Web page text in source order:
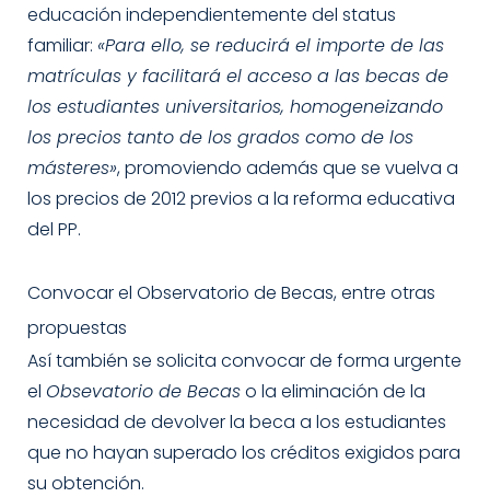
educación independientemente del status
familiar: «Para ello, se reducirá el importe de las
matrículas y facilitará el acceso a las becas de
los estudiantes universitarios, homogeneizando
los precios tanto de los grados como de los
másteres», promoviendo además que se vuelva a
los precios de 2012 previos a la reforma educativa
del PP.
Convocar el Observatorio de Becas, entre otras
propuestas
Así también se solicita convocar de forma urgente
el Obsevatorio de Becaso la eliminación de la
necesidad de devolver la beca a los estudiantes
que no hayan superado los créditos exigidos para
su obtención.